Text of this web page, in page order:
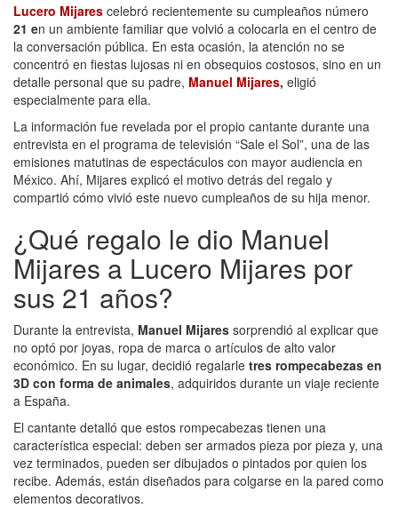
Lucero Mijares celebró recientemente su cumpleaños número
21 en un ambiente familiar que volvió a colocarla en el centro de
la conversación pública. En esta ocasión, la atención no se
concentró en fiestas lujosas ni en obsequios costosos, sino en un
detalle personal que su padre, Manuel Mijares, eligió
especialmente para ella.
La información fue revelada por el propio cantante durante una
entrevista en el programa de televisión “Sale el Sol”, una de las
emisiones matutinas de espectáculos con mayor audiencia en
México. Ahí, Mijares explicó el motivo detrás del regalo y
compartió cómo vivió este nuevo cumpleaños de su hija menor.
¿Qué regalo le dio Manuel
Mijares a Lucero Mijares por
sus 21 años?
Durante la entrevista, Manuel Mijares sorprendió al explicar que
no optó por joyas, ropa de marca o artículos de alto valor
económico. En su lugar, decidió regalarle tres rompecabezas en
3D con forma de animales, adquiridos durante un viaje reciente
a España.
El cantante detalló que estos rompecabezas tienen una
característica especial: deben ser armados pieza por pieza y, una
vez terminados, pueden ser dibujados o pintados por quien los
recibe. Además, están diseñados para colgarse en la pared como
elementos decorativos.